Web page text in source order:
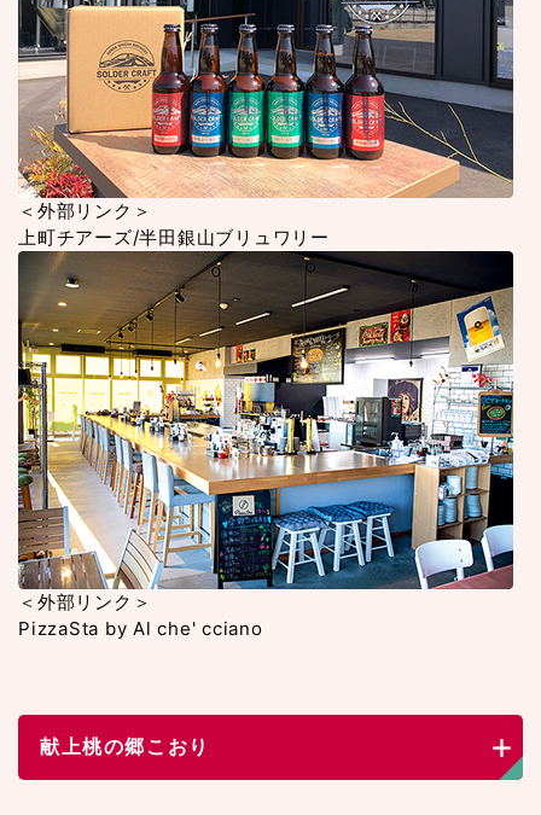
＜外部リンク＞
上町チアーズ/半田銀山ブリュワリー
＜外部リンク＞
PizzaSta by Al che' cciano
献上桃の郷こおり